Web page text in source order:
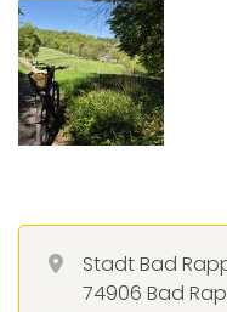
Stadt Bad
74906 Bad